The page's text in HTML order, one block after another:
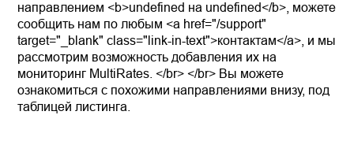
направлением <b>undefined на undefined</b>, можете
сообщить нам по любым <a href="/support"
target="_blank" class="link-in-text">контактам</a>, и мы
рассмотрим возможность добавления их на
мониторинг MultiRates. </br> </br> Вы можете
ознакомиться с похожими направлениями внизу, под
таблицей листинга.